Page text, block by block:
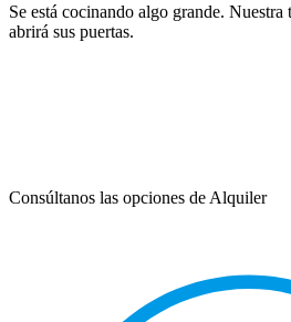
Se está cocinando algo grande.
abrirá sus puertas.
Consúltanos las opciones de Alquiler